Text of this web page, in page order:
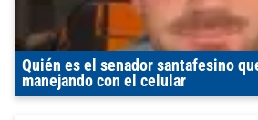
Quién es el senador santafesino
manejando con el celular